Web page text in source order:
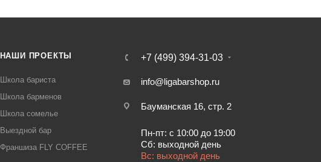
НАШИ ПРОЕКТЫ
Школа бариста
Школа барменов
Школа сомелье
Выездной бар
Франшиза FLY COFFEE
+7 (499) 394-31-03
info@ligabarshop.ru
Бауманская 16, стр. 2
Пн-пт: с 10:00 до 19:00
Сб: выходной день
Вс: выходной день